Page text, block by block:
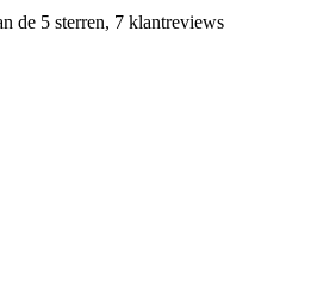
de 5 sterren, 7 klantreviews